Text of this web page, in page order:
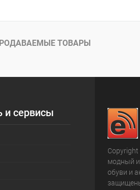
ТОВАРЫ
сервисы
модный
обуви и